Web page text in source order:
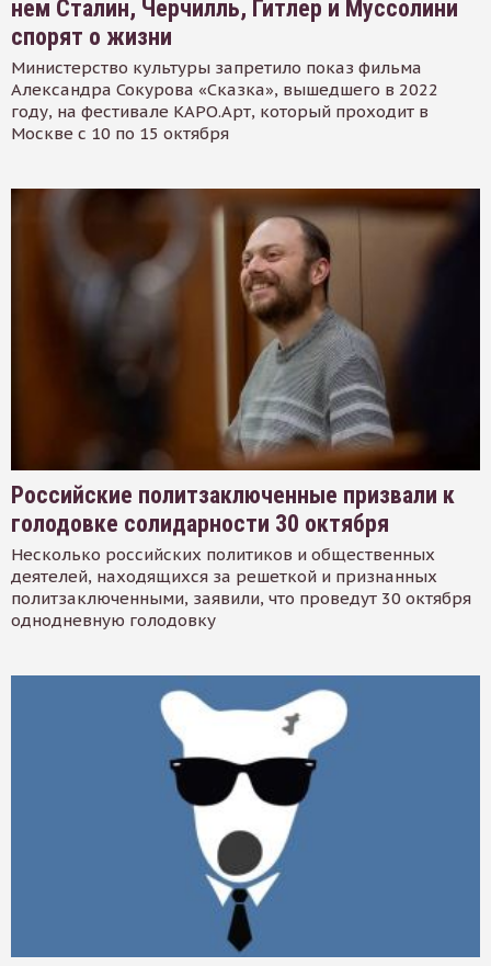
нем Сталин, Черчилль, Гитлер и Муссолини
спорят о жизни
Министерство культуры запретило показ фильма
Александра Сокурова «Сказка», вышедшего в 2022
году, на фестивале КАРО.Арт, который проходит в
Москве с 10 по 15 октября
Российские политзаключенные призвали к
голодовке солидарности 30 октября
Несколько российских политиков и общественных
деятелей, находящихся за решеткой и признанных
политзаключенными, заявили, что проведут 30 октября
однодневную голодовку